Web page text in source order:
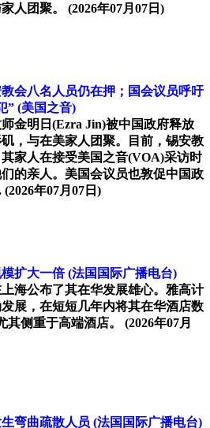
人团聚。 (2026年07月07日)
会八名人员仍在押；国会议员呼吁
” (美国之音)
金明日(Ezra Jin)被中国政府释放
，与在美家人团聚。目前，锡安教
家人在接受美国之音(VOA)采访时
的亲人。美国会议员也敦促中国政
(2026年07月07日)
扩大一倍 (法国国际广播电台)
海公布了其在华发展雄心。雅高计
展，在短短几年内将其在华酒店数
其侧重于高端酒店。 (2026年07月
弯曲疏散人员 (法国国际广播电台)